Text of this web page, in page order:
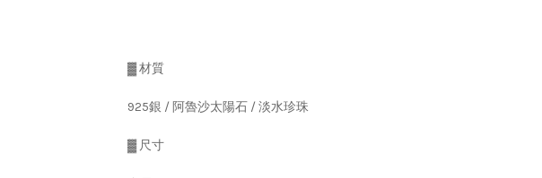
▓ 材質
925銀 / 阿魯沙太陽石 / 淡水珍珠
▓ 尺寸